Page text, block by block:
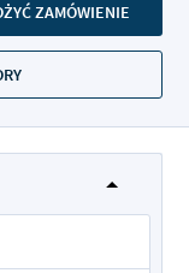
ZAMÓWIENIE